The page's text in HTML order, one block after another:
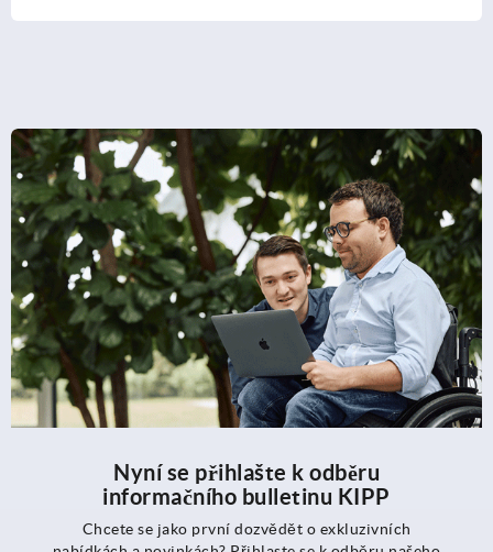
Nyní se přihlašte k odběru
informačního bulletinu KIPP
Chcete se jako první dozvědět o exkluzivních